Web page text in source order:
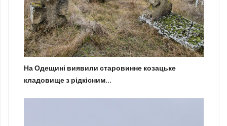
На Одещині виявили старовинне козацьке
кладовище з рідкісним...